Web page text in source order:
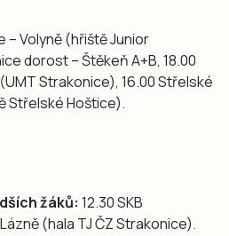
– Volyně (hřiště Junior
dorost – Štěkeň A+B, 18.00
Strakonice), 16.00 Střelské
Střelské Hoštice).
žáků: 12.30 SKB
(hala TJ ČZ Strakonice).